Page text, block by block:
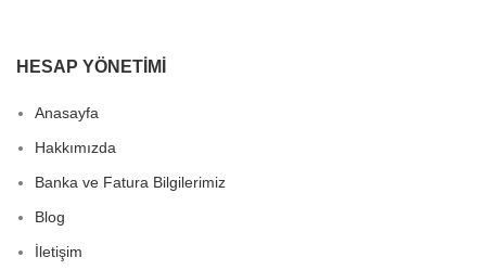
HESAP YÖNETIMI
Anasayfa
Hakkımızda
Banka ve Fatura Bilgilerimiz
Blog
İletişim